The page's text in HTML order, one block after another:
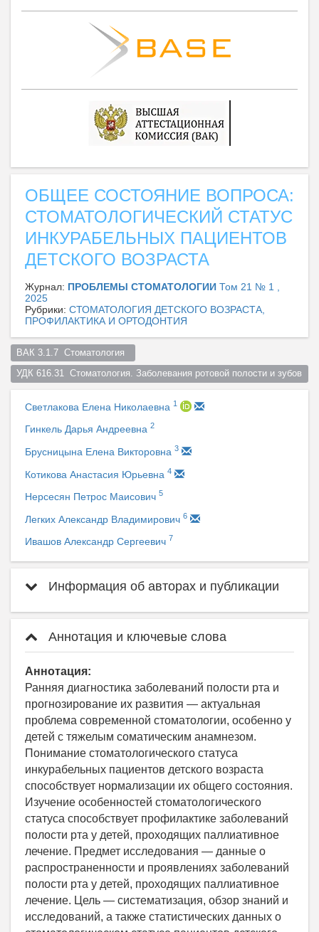
ОБЩЕЕ СОСТОЯНИЕ ВОПРОСА:
СТОМАТОЛОГИЧЕСКИЙ СТАТУС
ИНКУРАБЕЛЬНЫХ ПАЦИЕНТОВ
ДЕТСКОГО ВОЗРАСТА
Журнал: ПРОБЛЕМЫ СТОМАТОЛОГИИ Том 21 № 1 ,
2025
Рубрики: СТОМАТОЛОГИЯ ДЕТСКОГО ВОЗРАСТА,
ПРОФИЛАКТИКА И ОРТОДОНТИЯ
ВАК 3.1.7  Стоматология
Светлакова Елена Николаевна 1
Гинкель Дарья Андреевна 2
Брусницына Елена Викторовна 3
Котикова Анастасия Юрьевна 4
Нерсесян Петрос Маисович 5
Легких Александр Владимирович 6
Ивашов Александр Сергеевич 7
Информация об авторах и публикации
Аннотация и ключевые слова
Аннотация:
Ранняя диагностика заболеваний полости рта и
прогнозирование их развития — актуальная
проблема современной стоматологии, особенно у
детей с тяжелым соматическим анамнезом.
Понимание стоматологического статуса
инкурабельных пациентов детского возраста
способствует нормализации их общего состояния.
Изучение особенностей стоматологического
статуса способствует профилактике заболеваний
полости рта у детей, проходящих паллиативное
лечение. Предмет исследования — данные о
распространенности и проявлениях заболеваний
полости рта у детей, проходящих паллиативное
лечение. Цель — систематизация, обзор знаний и
исследований, а также статистических данных о